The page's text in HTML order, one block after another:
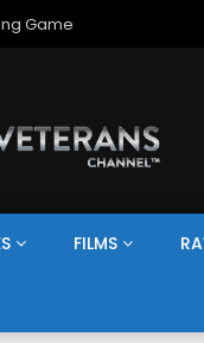
Game
FILMS